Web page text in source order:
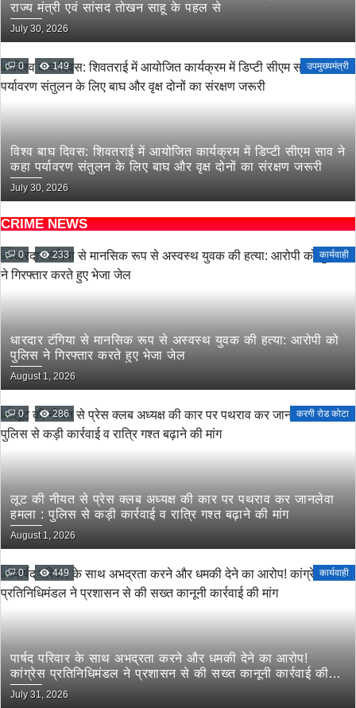
राज्य मंत्री एवं सांसद तोखन साहू के पहल से
July 30, 2026
0 149 उपमुख्यमंत्री
विश्व बाघ दिवस: शिवतराई में आयोजित कार्यक्रम में डिप्टी सीएम साव ने
कहा पर्यावरण संतुलन के लिए बाघ और वृक्ष दोनों का संरक्षण जरूरी
July 30, 2026
CRIME NEWS
0 233 कार्यवाही
धारदार टंगिया से मानसिक रूप से अस्वस्थ युवक की हत्या: आरोपी को
पुलिस ने गिरफ्तार करते हुए भेजा जेल
August 1, 2026
0 286 करगी रोड कोटा
लूट की नीयत से प्रेस क्लब अध्यक्ष की कार पर पथराव कर जानलेवा
हमला : पुलिस से कड़ी कार्रवाई व रात्रि गश्त बढ़ाने की मांग
August 1, 2026
0 449 कार्यवाही
पार्षद परिवार के साथ अभद्रता करने और धमकी देने का आरोप!
कांग्रेस प्रतिनिधिमंडल ने प्रशासन से की सख्त कानूनी कार्रवाई की
मांग
July 31, 2026